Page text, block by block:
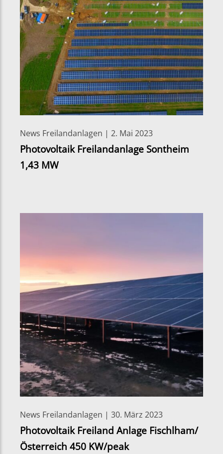
News Freilandanlagen | 2. Mai 2023
Photovoltaik Freilandanlage Sontheim
1,43 MW
News Freilandanlagen | 30. März 2023
Photovoltaik Freiland Anlage Fischlham/
Österreich 450 KW/peak